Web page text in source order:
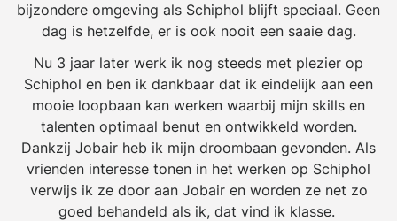
bijzondere omgeving als Schiphol blijft speciaal. Geen
dag is hetzelfde, er is ook nooit een saaie dag.
Nu 3 jaar later werk ik nog steeds met plezier op
Schiphol en ben ik dankbaar dat ik eindelijk aan een
mooie loopbaan kan werken waarbij mijn skills en
talenten optimaal benut en ontwikkeld worden.
Dankzij Jobair heb ik mijn droombaan gevonden. Als
vrienden interesse tonen in het werken op Schiphol
verwijs ik ze door aan Jobair en worden ze net zo
goed behandeld als ik, dat vind ik klasse.